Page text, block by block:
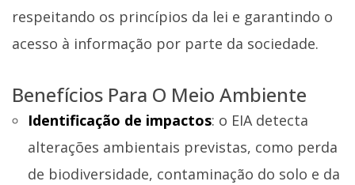
respeitando os princípios da lei e garantindo o
acesso à informação por parte da sociedade.
Benefícios Para O Meio Ambiente
Identificação de impactos: o EIA detecta
alterações ambientais previstas, como perda
de biodiversidade, contaminação do solo e da